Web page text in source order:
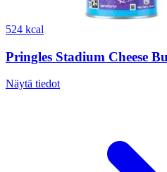
524 kcal
Pringles Stadium Cheese
Näytä tiedot